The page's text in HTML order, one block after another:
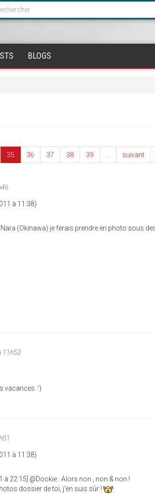
BLOGS
35 36 37 38 39 suivant
à 11:38)
(Okinawa) je ferais prendre en photo sous
11h52
vacances :')
à 11:38)
à 22:15] @Dookie : Alors non , non & non !
dossier de toi, j'en suis sûr !